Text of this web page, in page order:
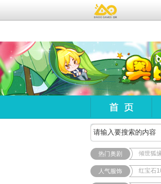
热门奥剧 倾世狐
人气服饰 红宝石